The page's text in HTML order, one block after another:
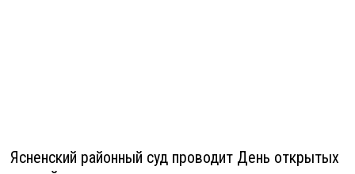
Ясненский районный суд проводит День открытых